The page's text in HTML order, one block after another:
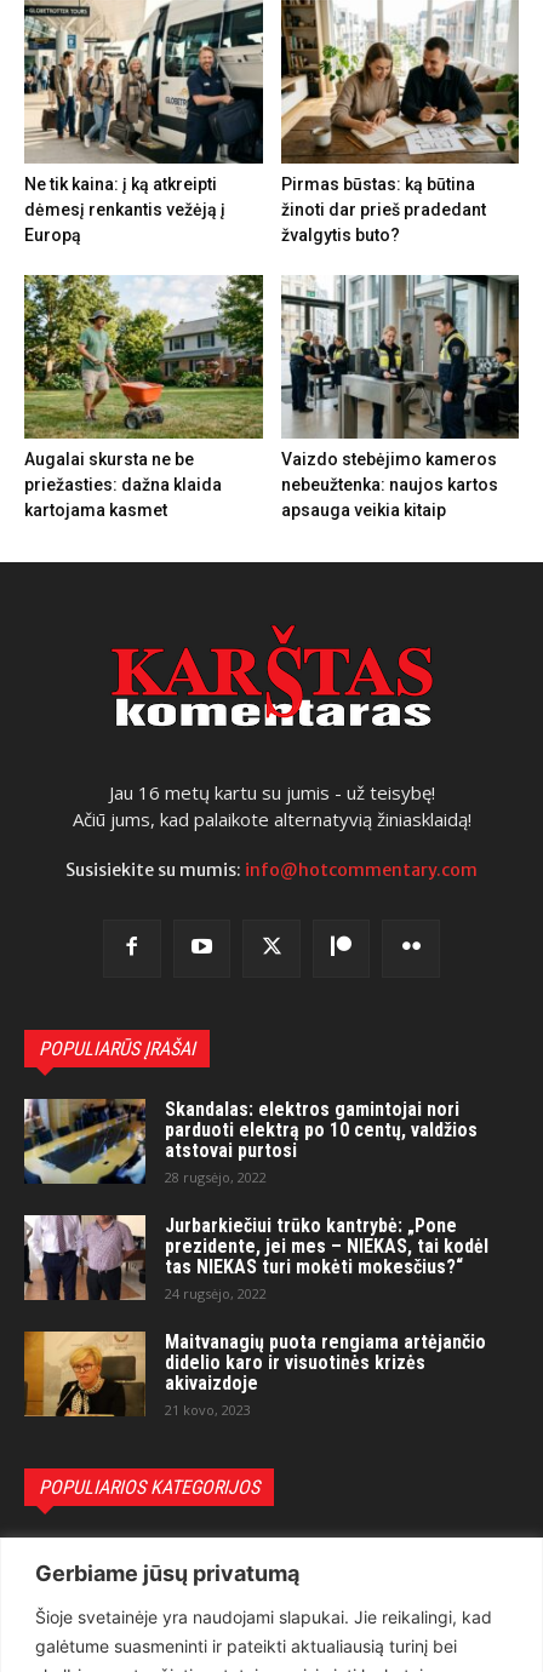
Gerbiame jūsų privatumą
Šioje svetainėje yra naudojami slapukai. Jie reikalingi, kad
galėtume suasmeninti ir pateikti aktualiausią turinį bei
Ne tik kaina: į ką atkreipti
dėmesį renkantis vežėją į
Europą
Pirmas būstas: ką būtina
žinoti dar prieš pradedant
žvalgytis buto?
Augalai skursta ne be
priežasties: dažna klaida
kartojama kasmet
Vaizdo stebėjimo kameros
nebeužtenka: naujos kartos
apsauga veikia kitaip
Jau 16 metų kartu su jumis - už teisybę!
Ačiū jums, kad palaikote alternatyvią žiniasklaidą!
Susisiekite su mumis: info@hotcommentary.com
POPULIARŪS ĮRAŠAI
Skandalas: elektros gamintojai nori
parduoti elektrą po 10 centų, valdžios
atstovai purtosi
28 rugsėjo, 2022
Jurbarkiečiui trūko kantrybė: „Pone
prezidente, jei mes – NIEKAS, tai kodėl
tas NIEKAS turi mokėti mokesčius?“
24 rugsėjo, 2022
Maitvanagių puota rengiama artėjančio
didelio karo ir visuotinės krizės
akivaizdoje
21 kovo, 2023
POPULIARIOS KATEGORIJOS
Teisėsauga
1497
Aktualu